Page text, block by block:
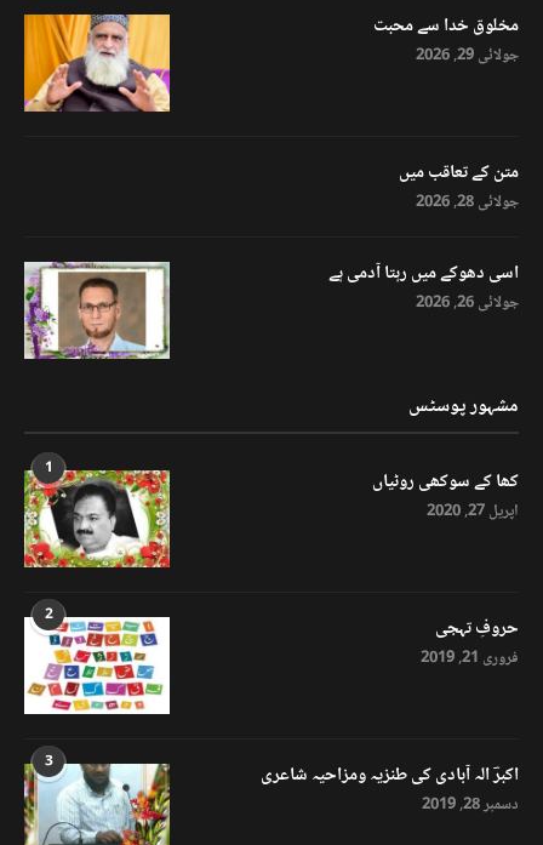
مخلوق خدا سے محبت
جولائی 29, 2026
متن کے تعاقب میں
جولائی 28, 2026
اسی دھوکے میں رہتا آدمی ہے
جولائی 26, 2026
مشہور پوسٹس
1 کھا کے سوکھی روٹیاں
اپریل 27, 2020
2 حروفِ تہجی
فروری 21, 2019
3 اکبرؔ الہ آبادی کی طنزیہ ومزاحیہ شاعری
دسمبر 28, 2019